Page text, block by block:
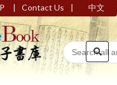
| Contact Us | 中文